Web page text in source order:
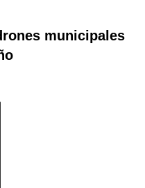
municipales